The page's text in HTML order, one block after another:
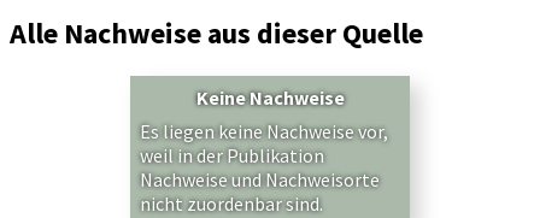
Alle Nachweise aus dieser Quelle
Keine Nachweise
Es liegen keine Nachweise vor,
weil in der Publikation
Nachweise und Nachweisorte
nicht zuordenbar sind.